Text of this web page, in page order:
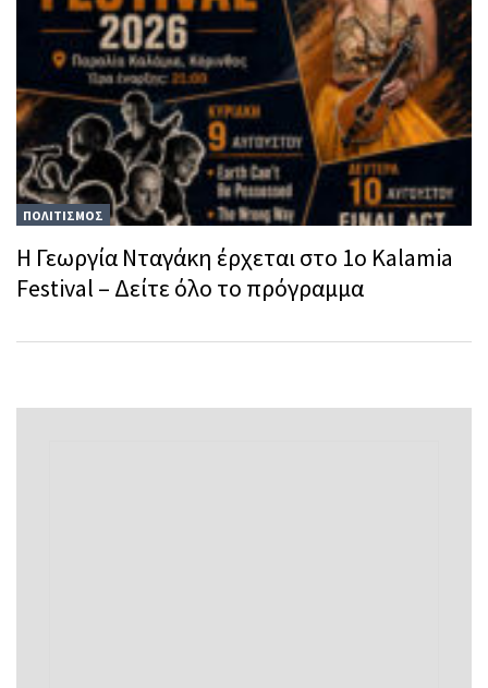
ΠΟΛΙΤΙΣΜΟΣ
Η Γεωργία Νταγάκη έρχεται στο 1ο Κalamia
Festival – Δείτε όλο το πρόγραμμα